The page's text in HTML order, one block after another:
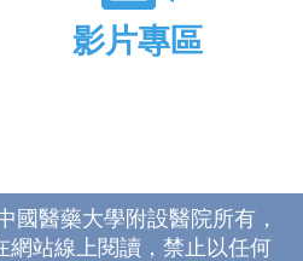
影片專區
國醫藥大學附設醫院所有，
網站線上閱讀，禁止以任何